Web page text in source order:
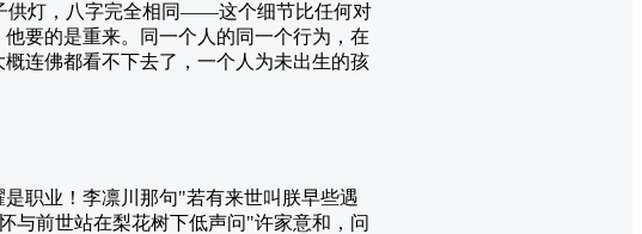
供灯，八字完全相同——这个细节比任何对
要的是重来。同一个人的同一个行为，在
连佛都看不下去了，一个人为未出生的孩
职业！李凛川那句"若有来世叫朕早些遇
前世站在梨花树下低声问"许家意和，问